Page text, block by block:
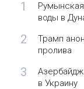
1
воды в
2
Трамп
пролива
3
в Украину